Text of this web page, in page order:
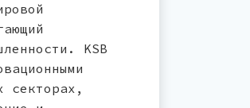
KSB
секторах,